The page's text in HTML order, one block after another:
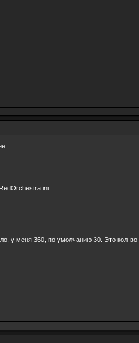
у меня 360, по умолчанию 30. Это кол-во